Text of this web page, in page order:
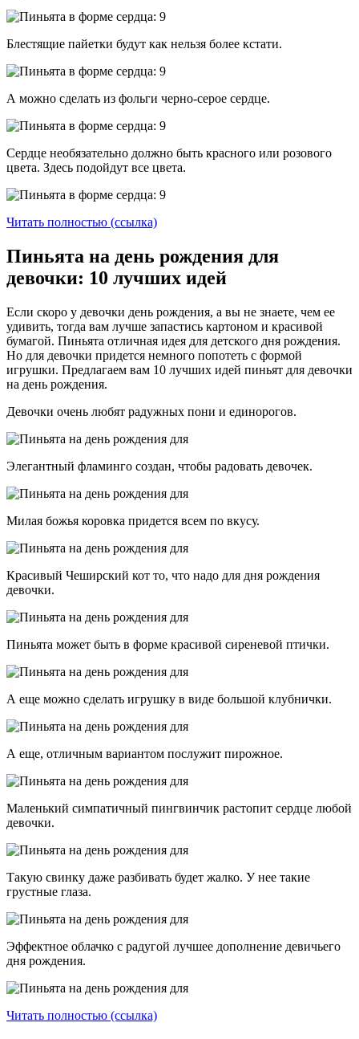
Блестящие пайетки будут как нельзя более кстати.
А можно сделать из фольги черно-серое сердце.
Сердце необязательно должно быть красного или розового
цвета. Здесь подойдут все цвета.
Читать полностью (ссылка)
Пиньята на день рождения для
девочки: 10 лучших идей
Если скоро у девочки день рождения, а вы не знаете, чем ее
удивить, тогда вам лучше запастись картоном и красивой
бумагой. Пиньята отличная идея для детского дня рождения.
Но для девочки придется немного попотеть с формой
игрушки. Предлагаем вам 10 лучших идей пиньят для девочки
на день рождения.
Девочки очень любят радужных пони и единорогов.
Элегантный фламинго создан, чтобы радовать девочек.
Милая божья коровка придется всем по вкусу.
Красивый Чеширский кот то, что надо для дня рождения
девочки.
Пиньята может быть в форме красивой сиреневой птички.
А еще можно сделать игрушку в виде большой клубнички.
А еще, отличным вариантом послужит пирожное.
Маленький симпатичный пингвинчик растопит сердце любой
девочки.
Такую свинку даже разбивать будет жалко. У нее такие
грустные глаза.
Эффектное облачко с радугой лучшее дополнение девичьего
дня рождения.
Читать полностью (ссылка)